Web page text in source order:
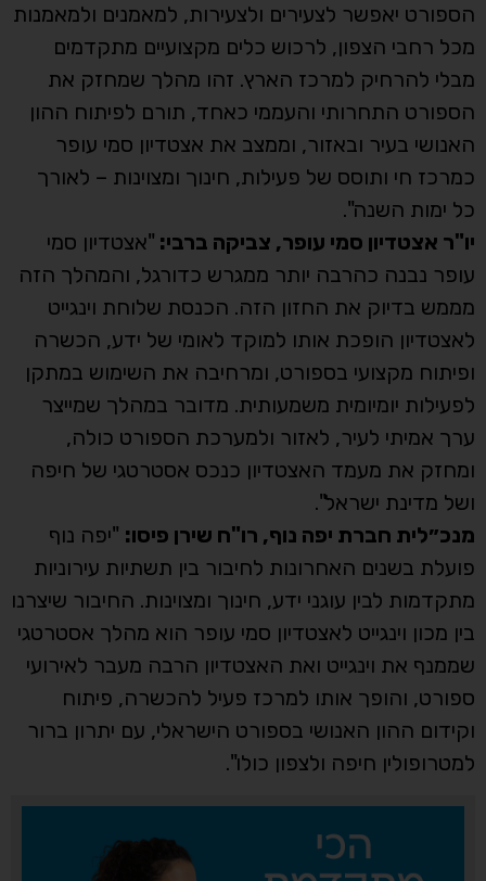
הספורט יאפשר לצעירים ולצעירות, למאמנים ולמאמנות
מכל רחבי הצפון, לרכוש כלים מקצועיים מתקדמים
מבלי להרחיק למרכז הארץ. זהו מהלך שמחזק את
הספורט התחרותי והעממי כאחד, תורם לפיתוח ההון
האנושי בעיר ובאזור, וממצב את אצטדיון סמי עופר
כמרכז חי ותוסס של פעילות, חינוך ומצוינות – לאורך
כל ימות השנה".
יו"ר אצטדיון סמי עופר, צביקה ברבי: "אצטדיון סמי
עופר נבנה כהרבה יותר ממגרש כדורגל, והמהלך הזה
מממש בדיוק את החזון הזה. הכנסת שלוחת וינגייט
לאצטדיון הופכת אותו למוקד לאומי של ידע, הכשרה
ופיתוח מקצועי בספורט, ומרחיבה את השימוש במתקן
לפעילות יומיומית משמעותית. מדובר במהלך שמייצר
ערך אמיתי לעיר, לאזור ולמערכת הספורט כולה,
ומחזק את מעמד האצטדיון כנכס אסטרטגי של חיפה
ושל מדינת ישראל".
מנכ״לית חברת יפה נוף, רו"ח שירן פיסו: "יפה נוף
פועלת בשנים האחרונות לחיבור בין תשתיות עירוניות
מתקדמות לבין עוגני ידע, חינוך ומצוינות. החיבור שיצרנו
בין מכון וינגייט לאצטדיון סמי עופר הוא מהלך אסטרטגי
שממנף את וינגייט ואת האצטדיון הרבה מעבר לאירועי
ספורט, והופך אותו למרכז פעיל להכשרה, פיתוח
וקידום ההון האנושי בספורט הישראלי, עם יתרון ברור
למטרופולין חיפה ולצפון כולו".